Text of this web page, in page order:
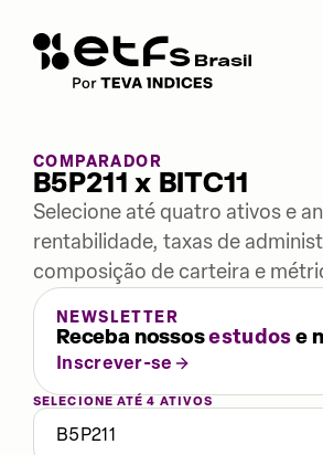
COMPARADOR
B5P211 x BITC11
Selecione até quatro ativos e
rentabilidade, taxas de
composição de carteira e
NEWSLETTER
Receba nossosestudose
Inscrever-se
SELECIONE ATÉ 4 ATIVOS
B5P211